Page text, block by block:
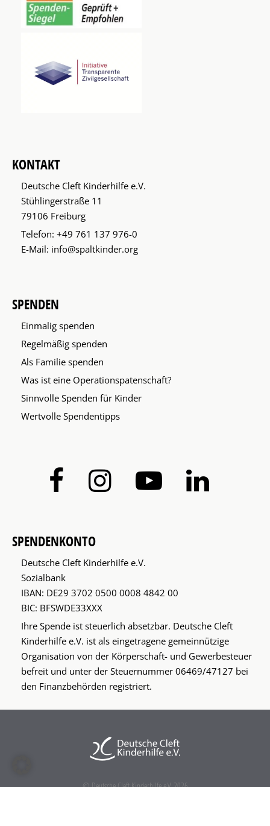
KONTAKT
Deutsche Cleft Kinderhilfe e.V.
Stühlingerstraße 11
79106 Freiburg
Telefon: +49 761 137 976-0
E-Mail: info@spaltkinder.org
SPENDEN
Einmalig spenden
Regelmäßig spenden
Als Familie spenden
Was ist eine Operationspatenschaft?
Sinnvolle Spenden für Kinder
Wertvolle Spendentipps
SPENDENKONTO
Deutsche Cleft Kinderhilfe e.V.
Sozialbank
IBAN: DE29 3702 0500 0008 4842 00
BIC: BFSWDE33XXX
Ihre Spende ist steuerlich absetzbar. Deutsche Cleft
Kinderhilfe e.V. ist als eingetragene gemeinnützige
Organisation von der Körperschaft- und Gewerbesteuer
befreit und unter der Steuernummer 06469/47127 bei
den Finanzbehörden registriert.
© Deutsche Cleft Kinderhilfe e.V. 2026